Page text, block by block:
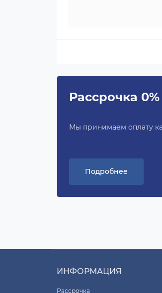
Рассрочка
Мы принимаем оплату
Подробнее
ИНФОРМАЦИЯ
Рассрочка